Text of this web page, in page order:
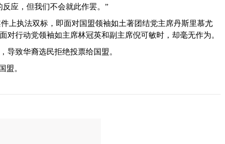
应，但我们不会就此作罢。”
上执法双标，即面对国盟领袖如土著团结党主席丹斯里慕尤
对行动党领袖如主席林冠英和副主席倪可敏时，却毫无作为。
导致华裔选民拒绝投票给国盟。
盟。